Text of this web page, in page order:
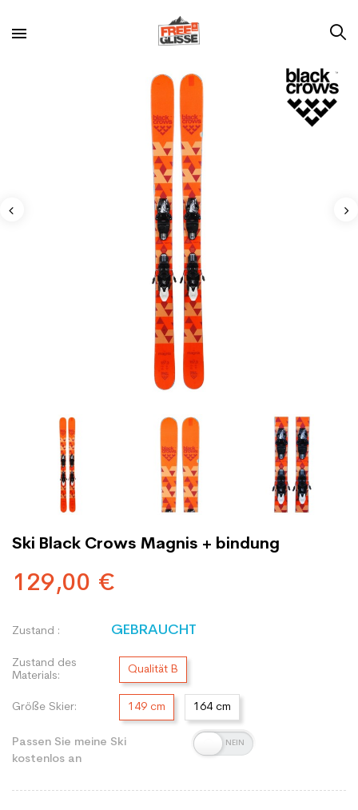
Ski Black Crows Magnis + bindung
129,00 €
Zustand : GEBRAUCHT
Zustand des
Materials:
Qualität B
Größe Skier: 149 cm 164 cm
Passen Sie meine Ski
kostenlos an